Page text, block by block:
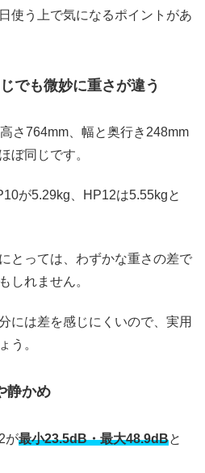
使う上で気になるポイントがあ
でも微妙に重さが違う
さ764mm、幅と奥行き248mm
ぼ同じです。
が5.29kg、HP12は5.55kgと
とっては、わずかな重さの差で
しれません。
には差を感じにくいので、実用
う。
静かめ
が最小23.5dB・最大48.9dBと